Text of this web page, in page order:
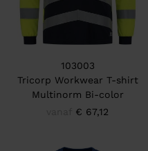
103003
Tricorp Workwear T-shirt
Multinorm Bi-color
€ 67,12